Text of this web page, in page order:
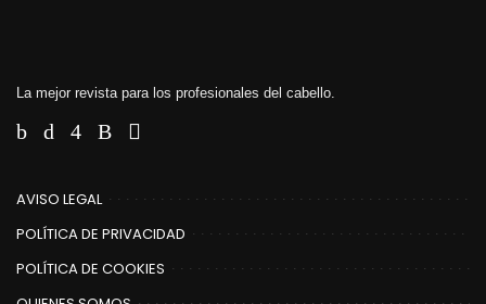
La mejor revista para los profesionales del cabello.
AVISO LEGAL
POLÍTICA DE PRIVACIDAD
POLÍTICA DE COOKIES